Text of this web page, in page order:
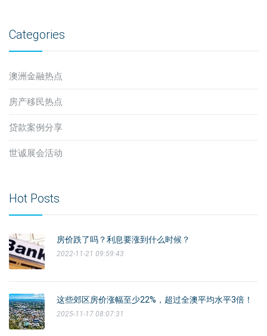
Categories
澳洲金融热点
房产移民热点
贷款案例分享
世诚展会活动
Hot Posts
房价跌了吗？利息要涨到什么时候？
2022-11-21 09:59:43
这些郊区房价涨幅至少22%，超过全澳平均水平3倍！
2025-11-17 08:07:31